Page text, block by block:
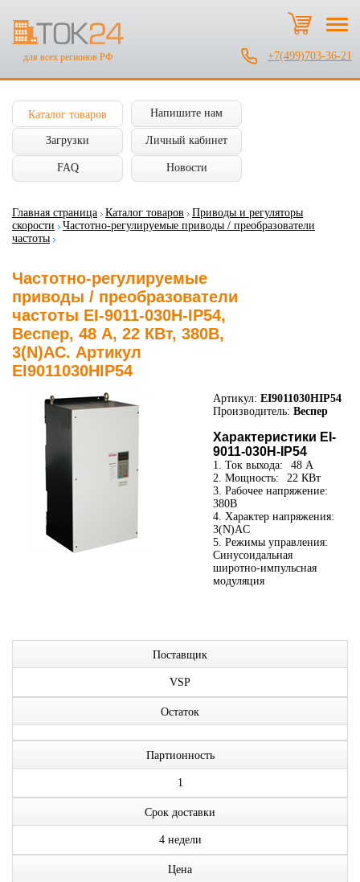
для всех регионов РФ +7(499)703-36-21
Каталог товаров Напишите нам
Загрузки Личный кабинет
FAQ Новости
Главная страница Каталог товаров
Приводы и регуляторы
скорости
Частотно-регулируемые приводы / преобразователи
частоты
Частотно-регулируемые
приводы / преобразователи
частоты EI-9011-030H-IP54,
Веспер, 48 А, 22 КВт, 380В,
3(N)AC. Артикул
EI9011030HIP54
Артикул: EI9011030HIP54
Производитель: Веспер
Характеристики EI-
9011-030H-IP54
1. Ток выхода:
48 А
2. Мощность:
22 КВт
3. Рабочее напряжение:
380В
4. Характер напряжения:
3(N)AC
5. Режимы управления:
Синусоидальная
широтно-импульсная
модуляция
Поставщик
VSP
Остаток
Партионность
1
Срок доставки
4 недели
Цена